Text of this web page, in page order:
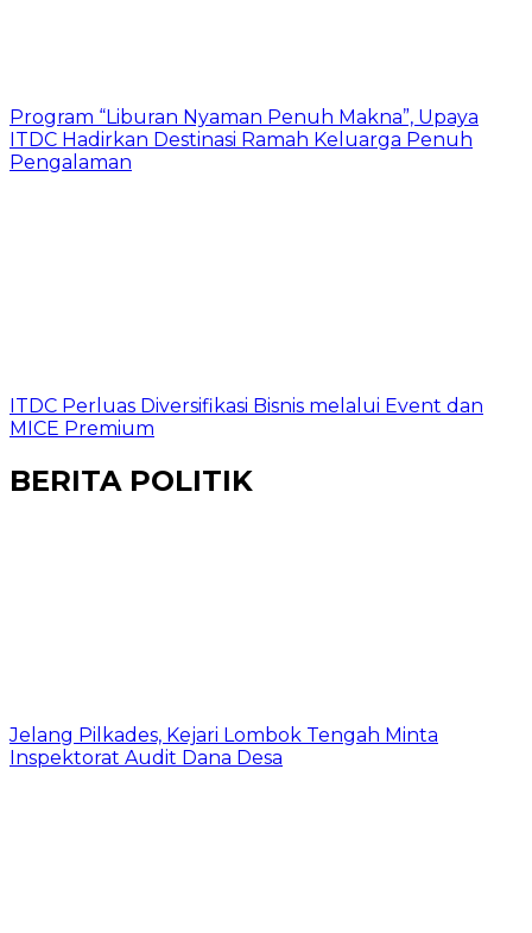
Program “Liburan Nyaman Penuh Makna”, Upaya
ITDC Hadirkan Destinasi Ramah Keluarga Penuh
Pengalaman
ITDC Perluas Diversifikasi Bisnis melalui Event dan
MICE Premium
BERITA POLITIK
Jelang Pilkades, Kejari Lombok Tengah Minta
Inspektorat Audit Dana Desa